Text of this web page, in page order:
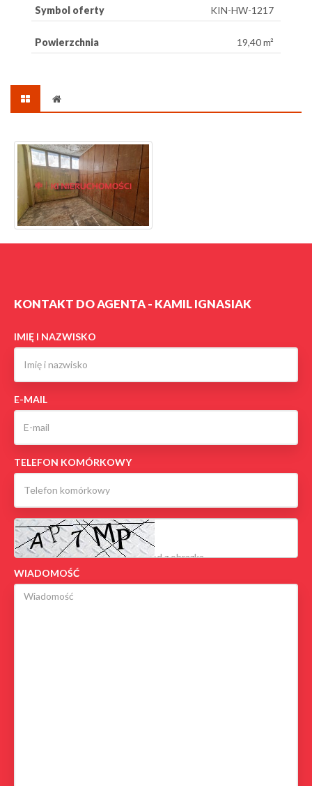
Symbol oferty KIN-HW-1217
Powierzchnia 19,40 m²
KONTAKT DO AGENTA - KAMIL IGNASIAK
IMIĘ I NAZWISKO
E-MAIL
TELEFON KOMÓRKOWY
WIADOMOŚĆ